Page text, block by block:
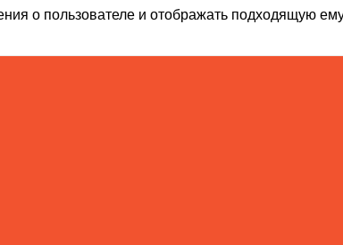
о пользователе и отображать подходящую